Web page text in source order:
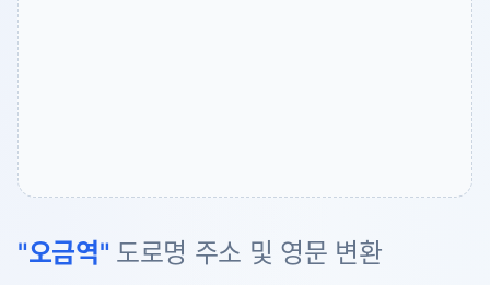
"오금역" 도로명 주소 및 영문 변환